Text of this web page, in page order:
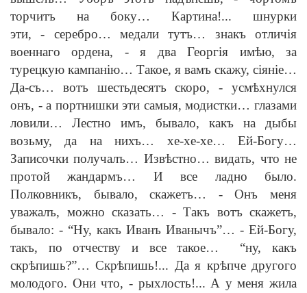
торчитъ на боку… Картина!... шнурки
эти,- серебро… медали тутъ… знакъ отличiя
военнаго ордена, -я два Георгiя имѣю, за
турецкую кампанiю… Такое, я вамъ скажу, сiянiе…
Да-съ… вотъ шестьдесятъ скоро,- усмѣхнулся
онъ, -а портнишки эти самыя, модистки… глазами
ловили… Лестно имъ, бывало, какъ на дыбы
возьму, да на нихъ… хе-хе-хе… Ей-Богу…
Записочки получалъ… Извѣстно… видать, что не
протой жандармъ… И все ладно было.
Полковникъ, бывало, скажетъ… -Онъ меня
уважалъ, можно сказать… -Такъ вотъ скажетъ,
бывало: - “Ну, какъ Иванъ Иванычъ”… - Ей-Богу,
такъ, по отчеству и все такое… “ну, какъ
скрѣпишь?”… Скрѣпишь!... Да я крѣпче другого
молодого. Они что, -рыхлость!... А у меня жила